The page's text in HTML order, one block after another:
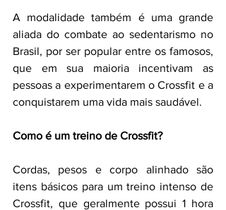
A modalidade também é uma grande
aliada do combate ao sedentarismo no
Brasil, por ser popular entre os famosos,
que em sua maioria incentivam as
pessoas a experimentarem o Crossfit e a
conquistarem uma vida mais saudável.
Como é um treino de Crossfit?
Cordas, pesos e corpo alinhado são
itens básicos para um treino intenso de
Crossfit, que geralmente possui 1 hora